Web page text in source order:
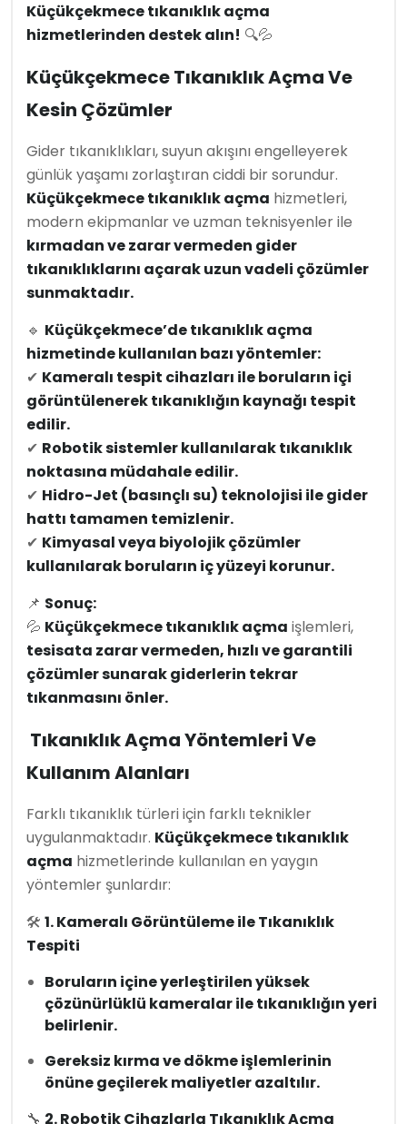
Küçükçekmece tıkanıklık açma
hizmetlerinden destek alın! 🔍💦
Küçükçekmece Tıkanıklık Açma Ve
Kesin Çözümler
Gider tıkanıklıkları, suyun akışını engelleyerek
günlük yaşamı zorlaştıran ciddi bir sorundur.
Küçükçekmece tıkanıklık açma hizmetleri,
modern ekipmanlar ve uzman teknisyenler ile
kırmadan ve zarar vermeden gider
tıkanıklıklarını açarak uzun vadeli çözümler
sunmaktadır.
🔹 Küçükçekmece’de tıkanıklık açma
hizmetinde kullanılan bazı yöntemler:
✔ Kameralı tespit cihazları ile boruların içi
görüntülenerek tıkanıklığın kaynağı tespit
edilir.
✔ Robotik sistemler kullanılarak tıkanıklık
noktasına müdahale edilir.
✔ Hidro-Jet (basınçlı su) teknolojisi ile gider
hattı tamamen temizlenir.
✔ Kimyasal veya biyolojik çözümler
kullanılarak boruların iç yüzeyi korunur.
📌 Sonuç:
💦 Küçükçekmece tıkanıklık açma işlemleri,
tesisata zarar vermeden, hızlı ve garantili
çözümler sunarak giderlerin tekrar
tıkanmasını önler.
Tıkanıklık Açma Yöntemleri Ve
Kullanım Alanları
Farklı tıkanıklık türleri için farklı teknikler
uygulanmaktadır. Küçükçekmece tıkanıklık
açma hizmetlerinde kullanılan en yaygın
yöntemler şunlardır:
🛠 1. Kameralı Görüntüleme ile Tıkanıklık
Tespiti
Boruların içine yerleştirilen yüksek
çözünürlüklü kameralar ile tıkanıklığın yeri
belirlenir.
Gereksiz kırma ve dökme işlemlerinin
önüne geçilerek maliyetler azaltılır.
🔧 2. Robotik Cihazlarla Tıkanıklık Açma